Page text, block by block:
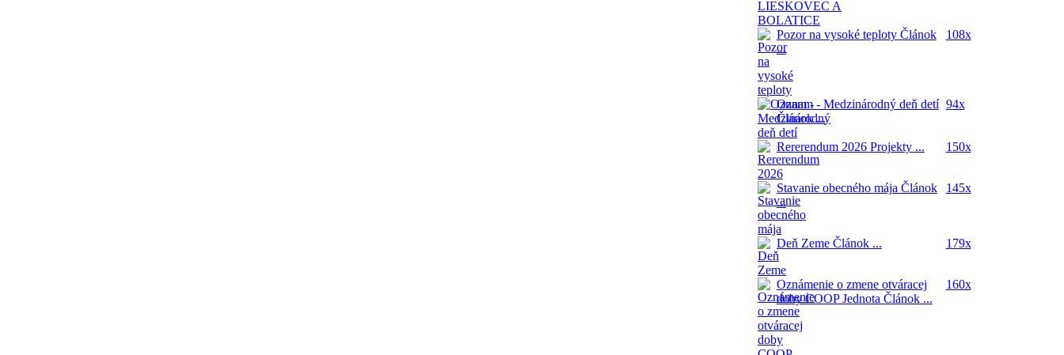
Pozor na vysoké teploty Článok
...
108x
Oznam - Medzinárodný deň detí
Článok ...
94x
Rererendum 2026 Projekty ... 150x
Stavanie obecného mája Článok
...
145x
Deň Zeme Článok ... 179x
Oznámenie o zmene otváracej
doby COOP Jednota Článok ...
160x